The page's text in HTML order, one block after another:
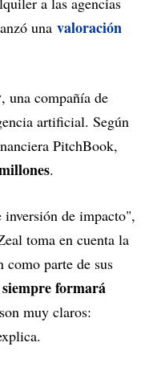
una valoración
, una compañía de
artificial. Según
PitchBook,
.
de impacto",
toma en cuenta la
como parte de sus
formará
muy claros: